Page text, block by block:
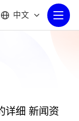
中文
详细 新闻资